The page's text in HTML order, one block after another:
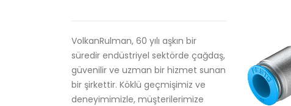
VolkanRulman, 60 yılı aşkın bir
süredir endüstriyel sektörde çağdaş,
güvenilir ve uzman bir hizmet sunan
bir şirkettir. Köklü geçmişimiz ve
deneyimimizle, müşterilerimize